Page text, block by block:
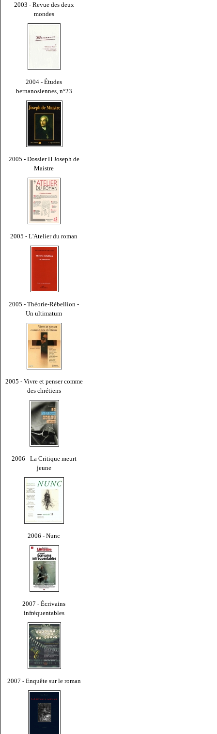
2003 - Revue des deux
mondes
2004 - Études
bernanosiennes, n°23
2005 - Dossier H Joseph de
Maistre
2005 - L'Atelier du roman
2005 - Théorie-Rébellion -
Un ultimatum
2005 - Vivre et penser comme
des chrétiens
2006 - La Critique meurt
jeune
2006 - Nunc
2007 - Écrivains
infréquentables
2007 - Enquête sur le roman